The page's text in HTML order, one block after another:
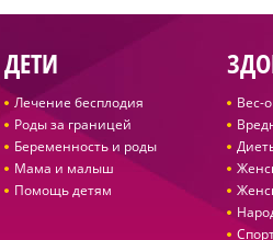
ДЕТИ
Лечение бесплодия
Роды за границей
Беременность и роды
Мама и малыш
Помощь детям
Вес-